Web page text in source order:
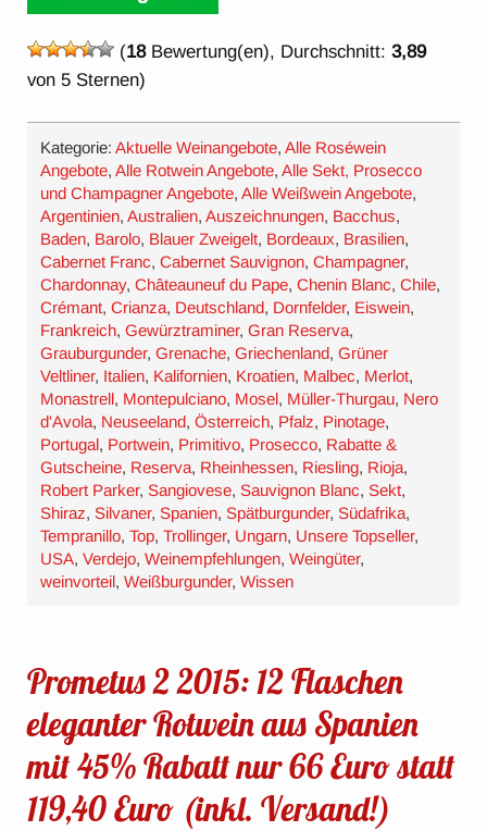
(18Bewertung(en), Durchschnitt:3,89
von 5 Sternen)
Kategorie:Aktuelle Weinangebote,Alle Roséwein
Angebote,Alle Rotwein Angebote,Alle Sekt, Prosecco
und Champagner Angebote,Alle Weißwein Angebote,
Argentinien,Australien,Auszeichnungen, Bacchus,
Baden, Barolo, Blauer Zweigelt, Bordeaux, Brasilien,
Cabernet Franc,Cabernet Sauvignon,Champagner,
Chardonnay,Châteauneuf du Pape,Chenin Blanc,Chile,
Crémant,Crianza, Deutschland, Dornfelder, Eiswein,
Frankreich,Gewürztraminer,Gran Reserva,
Grauburgunder,Grenache,Griechenland,Grüner
Veltliner, Italien, Kalifornien, Kroatien, Malbec, Merlot,
Monastrell, Montepulciano, Mosel, Müller-Thurgau, Nero
d'Avola, Neuseeland,Österreich, Pfalz, Pinotage,
Portugal, Portwein, Primitivo, Prosecco, Rabatte &
Gutscheine, Reserva, Rheinhessen, Riesling, Rioja,
Robert Parker,Sangiovese,Sauvignon Blanc,Sekt,
Shiraz,Silvaner,Spanien,Spätburgunder,Südafrika,
Tempranillo,Top,Trollinger, Ungarn, Unsere Topseller,
USA,Verdejo,Weinempfehlungen,Weingüter,
weinvorteil,Weißburgunder,Wissen
Prometus 2 2015: 12 Flaschen
eleganter Rotwein aus Spanien
mit 45% Rabatt nur 66 Euro statt
119,40 Euro (inkl. Versand!)